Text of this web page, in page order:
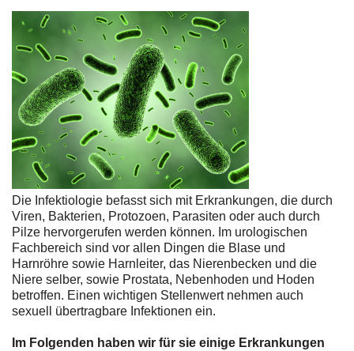
Die Infektiologie befasst sich mit Erkrankungen, die durch
Viren, Bakterien, Protozoen, Parasiten oder auch durch
Pilze hervorgerufen werden können. Im urologischen
Fachbereich sind vor allen Dingen die Blase und
Harnröhre sowie Harnleiter, das Nierenbecken und die
Niere selber, sowie Prostata, Nebenhoden und Hoden
betroffen. Einen wichtigen Stellenwert nehmen auch
sexuell übertragbare Infektionen ein.
Im Folgenden haben wir für sie einige Erkrankungen